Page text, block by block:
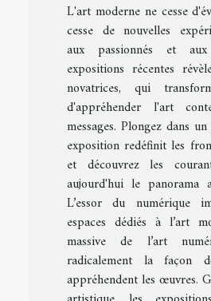
L'art moderne ne cesse
cesse de nouvelles
aux passionnés et
expositions récentes
novatrices, qui
d'appréhender l'art
messages. Plongez dans
exposition redéfinit les
et découvrez les
aujourd'hui le panorama
L’essor du numérique
espaces dédiés à l’art
massive de l’art
radicalement la façon
appréhendent les œuvres.